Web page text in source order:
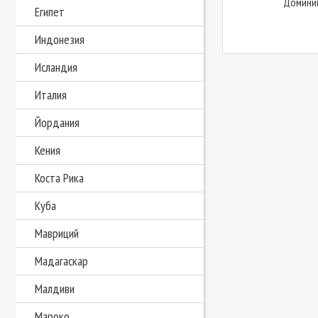
Египет
Индонезия
Исландия
Италия
Йордания
Кения
Коста Рика
Куба
Мавриций
Мадагаскар
Малдиви